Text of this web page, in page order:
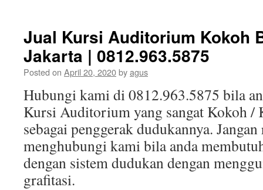
Jual Kursi Auditorium Kokoh
Jakarta | 0812.963.5875
Posted on April 20, 2020byagus
Hubungi kami di 0812.963.5875 bila
Kursi Auditorium yang sangat Kokoh /
sebagai penggerak dudukannya.
menghubungi kami bila anda
dengan sistem dudukan dengan
grafitasi.